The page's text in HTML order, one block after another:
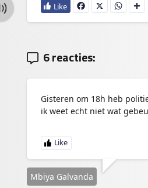
Fa
ce
X
W
ha
D
e
6 reacties:
Gisteren om 18h heb
ik weet echt niet wat
Mbiya Galvanda